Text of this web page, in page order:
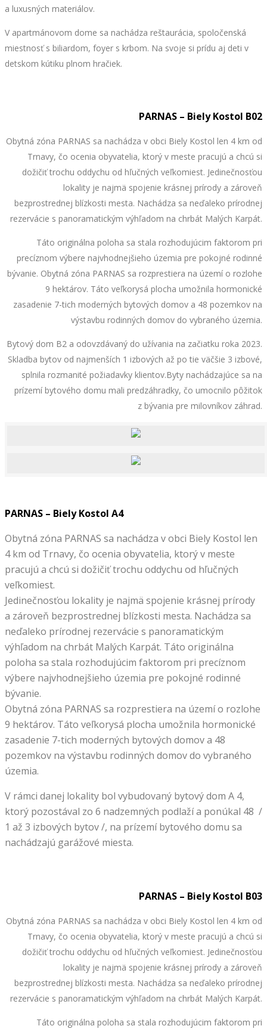
a luxusných materiálov.
V apartmánovom dome sa nachádza reštaurácia, spoločenská
miestnosť s biliardom, foyer s krbom. Na svoje si prídu aj deti v
detskom kútiku plnom hračiek.
PARNAS – Biely Kostol B02
Obytná zóna PARNAS sa nachádza v obci Biely Kostol len 4 km od
Trnavy, čo ocenia obyvatelia, ktorý v meste pracujú a chcú si
dožičiť trochu oddychu od hľučných veľkomiest. Jedinečnosťou
lokality je najmä spojenie krásnej prírody a zároveň
bezprostrednej blízkosti mesta. Nachádza sa neďaleko prírodnej
rezervácie s panoramatickým výhľadom na chrbát Malých Karpát.
Táto originálna poloha sa stala rozhodujúcim faktorom pri
precíznom výbere najvhodnejšieho územia pre pokojné rodinné
bývanie. Obytná zóna PARNAS sa rozprestiera na území o rozlohe
9 hektárov. Táto veľkorysá plocha umožnila hormonické
zasadenie 7-tich moderných bytových domov a 48 pozemkov na
výstavbu rodinných domov do vybraného územia.
Bytový dom B2 a odovzdávaný do užívania na začiatku roka 2023.
Skladba bytov od najmenších 1 izbových až po tie väčšie 3 izbové,
splnila rozmanité požiadavky klientov.Byty nachádzajúce sa na
prízemí bytového domu mali predzáhradky, čo umocnilo pôžitok
z bývania pre milovníkov záhrad.
PARNAS – Biely Kostol A4
Obytná zóna PARNAS sa nachádza v obci Biely Kostol len
4 km od Trnavy, čo ocenia obyvatelia, ktorý v meste
pracujú a chcú si dožičiť trochu oddychu od hľučných
veľkomiest.
Jedinečnosťou lokality je najmä spojenie krásnej prírody
a zároveň bezprostrednej blízkosti mesta. Nachádza sa
neďaleko prírodnej rezervácie s panoramatickým
výhľadom na chrbát Malých Karpát. Táto originálna
poloha sa stala rozhodujúcim faktorom pri precíznom
výbere najvhodnejšieho územia pre pokojné rodinné
bývanie.
Obytná zóna PARNAS sa rozprestiera na území o rozlohe
9 hektárov. Táto veľkorysá plocha umožnila hormonické
zasadenie 7-tich moderných bytových domov a 48
pozemkov na výstavbu rodinných domov do vybraného
územia.
V rámci danej lokality bol vybudovaný bytový dom A 4,
ktorý pozostával zo 6 nadzemných podlaží a ponúkal 48 /
1 až 3 izbových bytov /, na prízemí bytového domu sa
nachádzajú garážové miesta.
PARNAS – Biely Kostol B03
Obytná zóna PARNAS sa nachádza v obci Biely Kostol len 4 km od
Trnavy, čo ocenia obyvatelia, ktorý v meste pracujú a chcú si
dožičiť trochu oddychu od hľučných veľkomiest. Jedinečnosťou
lokality je najmä spojenie krásnej prírody a zároveň
bezprostrednej blízkosti mesta. Nachádza sa neďaleko prírodnej
rezervácie s panoramatickým výhľadom na chrbát Malých Karpát.
Táto originálna poloha sa stala rozhodujúcim faktorom pri